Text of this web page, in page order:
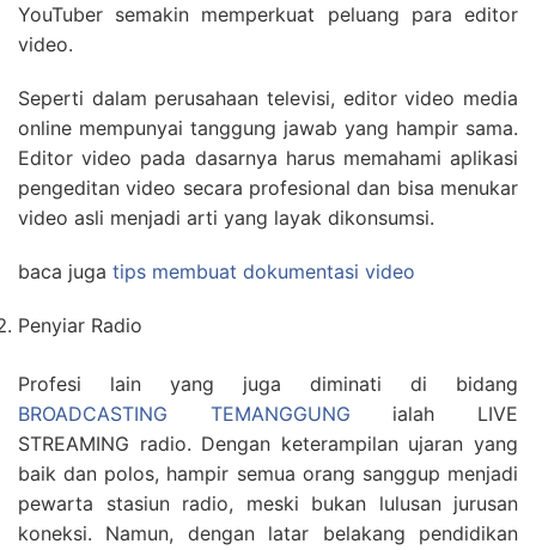
YouTuber semakin memperkuat peluang para editor
video.
Seperti dalam perusahaan televisi, editor video media
online mempunyai tanggung jawab yang hampir sama.
Editor video pada dasarnya harus memahami aplikasi
pengeditan video secara profesional dan bisa menukar
video asli menjadi arti yang layak dikonsumsi.
baca juga tips membuat dokumentasi video
Penyiar Radio
Profesi lain yang juga diminati di bidang
BROADCASTING TEMANGGUNG ialah LIVE
STREAMING radio. Dengan keterampilan ujaran yang
baik dan polos, hampir semua orang sanggup menjadi
pewarta stasiun radio, meski bukan lulusan jurusan
koneksi. Namun, dengan latar belakang pendidikan